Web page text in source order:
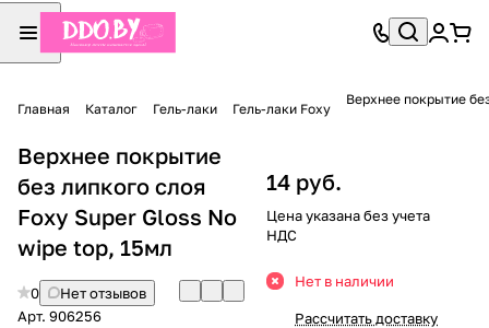
Главная Каталог Гель-лаки Гель-лаки Foxy
Верхнее покрытие
Верхнее покрытие
без липкого слоя
Foxy Super Gloss No
wipe top, 15мл
0
Нет отзывов
Арт. 906256
14 руб.
Цена указана без учета
НДС
Нет в наличии
Рассчитать доставку